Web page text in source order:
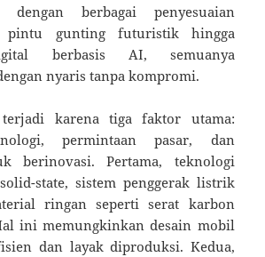
dengan berbagai penyesuaian
pintu gunting futuristik hingga
berbasis AI, semuanya
nyaris tanpa kompromi.
karena tiga faktor utama:
permintaan pasar, dan
berinovasi. Pertama, teknologi
state, sistem penggerak listrik
ringan seperti serat karbon
ini memungkinkan desain mobil
dan layak diproduksi. Kedua,